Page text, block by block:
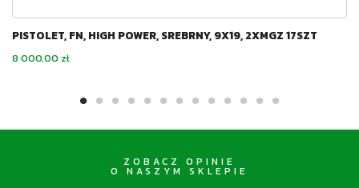
PISTOLET, FN, HIGH POWER, SREBRNY, 9X19, 2XMGZ 17SZT
Cena
8 000,00 zł
ZOBACZ OPINIE
O NASZYM SKLEPIE